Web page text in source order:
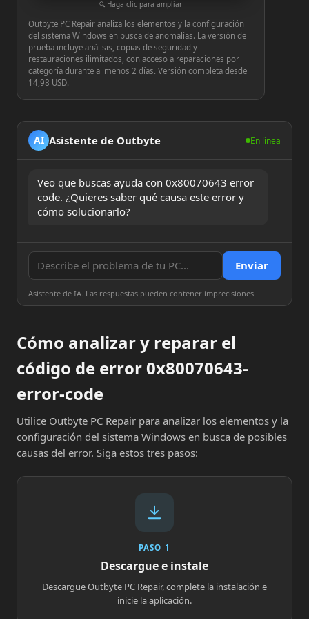
Haga clic para ampliar
Outbyte PC Repair analiza los elementos y la configuración
del sistema Windows en busca de anomalías. La versión de
prueba incluye análisis, copias de seguridad y
restauraciones ilimitados, con acceso a reparaciones por
categoría durante al menos 2 días. Versión completa desde
14,98 USD.
AI Asistente de Outbyte En línea
Veo que buscas ayuda con 0x80070643 error
code. ¿Quieres saber qué causa este error y
cómo solucionarlo?
Enviar
Asistente de IA. Las respuestas pueden contener imprecisiones.
Cómo analizar y reparar el
código de error 0x80070643-
error-code
Utilice Outbyte PC Repair para analizar los elementos y la
configuración del sistema Windows en busca de posibles
causas del error. Siga estos tres pasos:
PASO 1
Descargue e instale
Descargue Outbyte PC Repair, complete la instalación e
inicie la aplicación.